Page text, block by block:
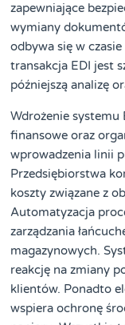
zapewniające
wymiany
odbywa się w
transakcja EDI jest
późniejszą analizę
Wdrożenie
finansowe oraz
wprowadzenia linii
Przedsiębiorstwa
koszty związane z
Automatyzacja
zarządzania
magazynowych.
reakcję na zmiany
klientów. Ponadto
wspiera ochronę